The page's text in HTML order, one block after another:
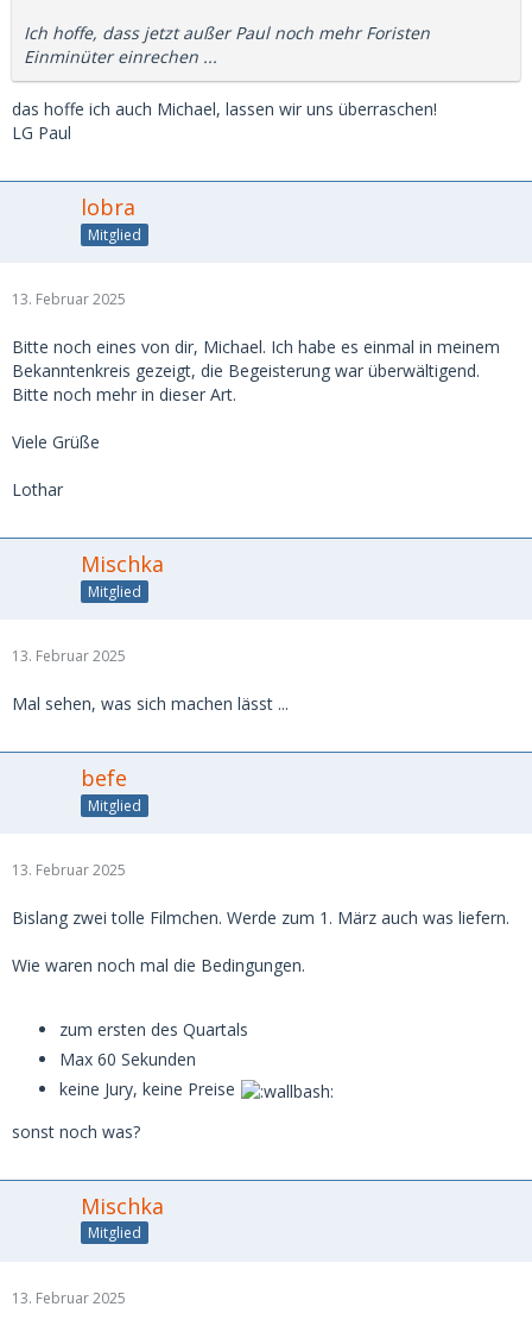
Ich hoffe, dass jetzt außer Paul noch mehr Foristen
Einminüter einrechen ...
das hoffe ich auch Michael, lassen wir uns überraschen!
LG Paul
lobra
Mitglied
13. Februar 2025
Bitte noch eines von dir, Michael. Ich habe es einmal in meinem
Bekanntenkreis gezeigt, die Begeisterung war überwältigend.
Bitte noch mehr in dieser Art.
Viele Grüße
Lothar
Mischka
Mitglied
13. Februar 2025
Mal sehen, was sich machen lässt ...
befe
Mitglied
13. Februar 2025
Bislang zwei tolle Filmchen. Werde zum 1. März auch was liefern.
Wie waren noch mal die Bedingungen.
zum ersten des Quartals
Max 60 Sekunden
keine Jury, keine Preise
sonst noch was?
Mischka
Mitglied
13. Februar 2025